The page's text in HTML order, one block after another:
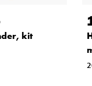
kit